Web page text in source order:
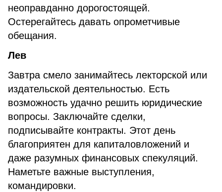
неоправданно дорогостоящей.
Остерегайтесь давать опрометчивые
обещания.
Лев
Завтра смело занимайтесь лекторской или
издательской деятельностью. Есть
возможность удачно решить юридические
вопросы. Заключайте сделки,
подписывайте контракты. Этот день
благоприятен для капиталовложений и
даже разумных финансовых спекуляций.
Наметьте важные выступления,
командировки.